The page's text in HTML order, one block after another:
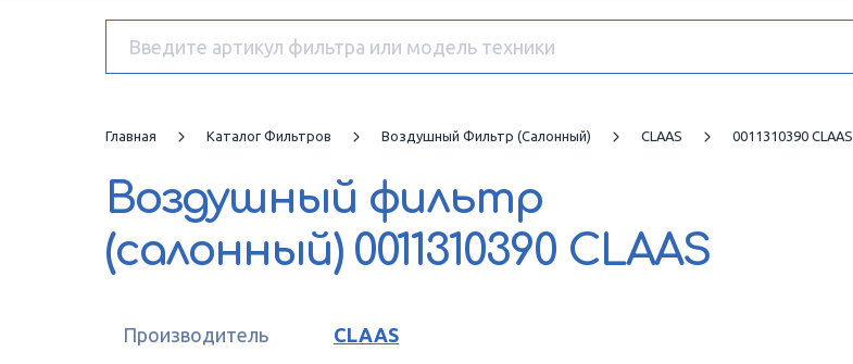
Главная Каталог Фильтров Воздушный Фильтр (салонный) CLAAS 0011310390 CLAAS
Воздушный фильтр
(салонный) 0011310390 CLAAS
Производитель CLAAS